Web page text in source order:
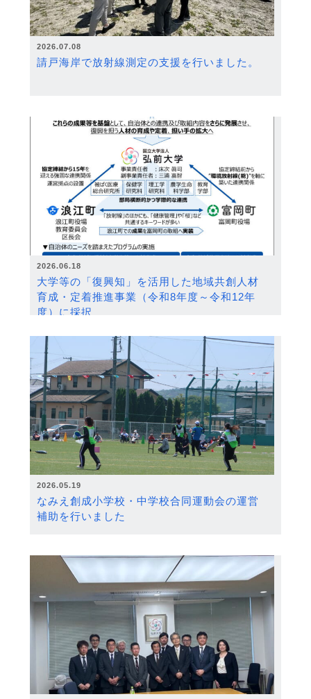
2026.07.08
請戸海岸で放射線測定の支援を行いました。
2026.06.18
大学等の「復興知」を活用した地域共創人材
育成・定着推進事業（令和8年度～令和12年
度）に採択
2026.05.19
なみえ創成小学校・中学校合同運動会の運営
補助を行いました